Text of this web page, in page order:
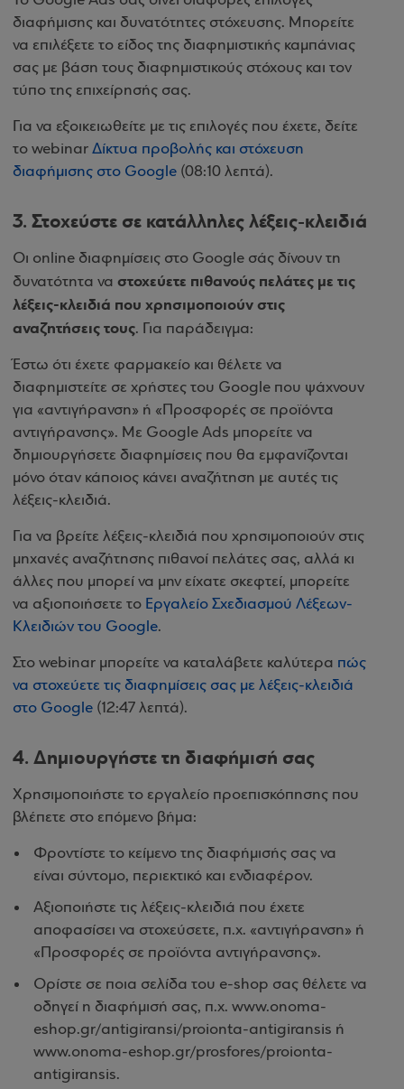
διαφήμισης και δυνατότητες στόχευσης. Μπορείτε
να επιλέξετε το είδος της διαφημιστικής καμπάνιας
σας με βάση τους διαφημιστικούς στόχους και τον
τύπο της επιχείρησής σας.
Για να εξοικειωθείτε με τις επιλογές που έχετε, δείτε
το webinar Δίκτυα προβολής και στόχευση
διαφήμισης στο Google (08:10 λεπτά).
3. Στοχεύστε σε κατάλληλες λέξεις-κλειδιά
Οι online διαφημίσεις στο Google σάς δίνουν τη
δυνατότητα να στοχεύετε πιθανούς πελάτες με τις
λέξεις-κλειδιά που χρησιμοποιούν στις
αναζητήσεις τους. Για παράδειγμα:
Έστω ότι έχετε φαρμακείο και θέλετε να
διαφημιστείτε σε χρήστες του Google που ψάχνουν
για «αντιγήρανση» ή «Προσφορές σε προϊόντα
αντιγήρανσης». Με Google Ads μπορείτε να
δημιουργήσετε διαφημίσεις που θα εμφανίζονται
μόνο όταν κάποιος κάνει αναζήτηση με αυτές τις
λέξεις-κλειδιά.
Για να βρείτε λέξεις-κλειδιά που χρησιμοποιούν στις
μηχανές αναζήτησης πιθανοί πελάτες σας, αλλά κι
άλλες που μπορεί να μην είχατε σκεφτεί, μπορείτε
να αξιοποιήσετε το Εργαλείο Σχεδιασμού Λέξεων-
Κλειδιών του Google.
Στο webinar μπορείτε να καταλάβετε καλύτερα πώς
να στοχεύετε τις διαφημίσεις σας με λέξεις-κλειδιά
στο Google (12:47 λεπτά).
4. Δημιουργήστε τη διαφήμισή σας
Χρησιμοποιήστε το εργαλείο προεπισκόπησης που
βλέπετε στο επόμενο βήμα:
Φροντίστε το κείμενο της διαφήμισής σας να
είναι σύντομο, περιεκτικό και ενδιαφέρον.
Αξιοποιήστε τις λέξεις-κλειδιά που έχετε
αποφασίσει να στοχεύσετε, π.χ. «αντιγήρανση» ή
«Προσφορές σε προϊόντα αντιγήρανσης».
Ορίστε σε ποια σελίδα του e-shop σας θέλετε να
οδηγεί η διαφήμισή σας, π.χ. www.onoma-
eshop.gr/antigiransi/proionta-antigiransis ή
www.onoma-eshop.gr/prosfores/proionta-
antigiransis.